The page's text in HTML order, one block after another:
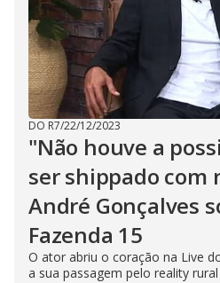
DO R7/22/12/2023
"Não houve a
ser shippado com
André Gonçalves
Fazenda 15
O ator abriu o coração na Live
a sua passagem pelo reality rural